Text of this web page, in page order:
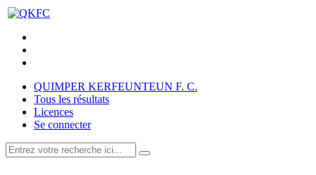
QUIMPER KERFEUNTEUN F. C.
Tous les résultats
Licences
Se connecter